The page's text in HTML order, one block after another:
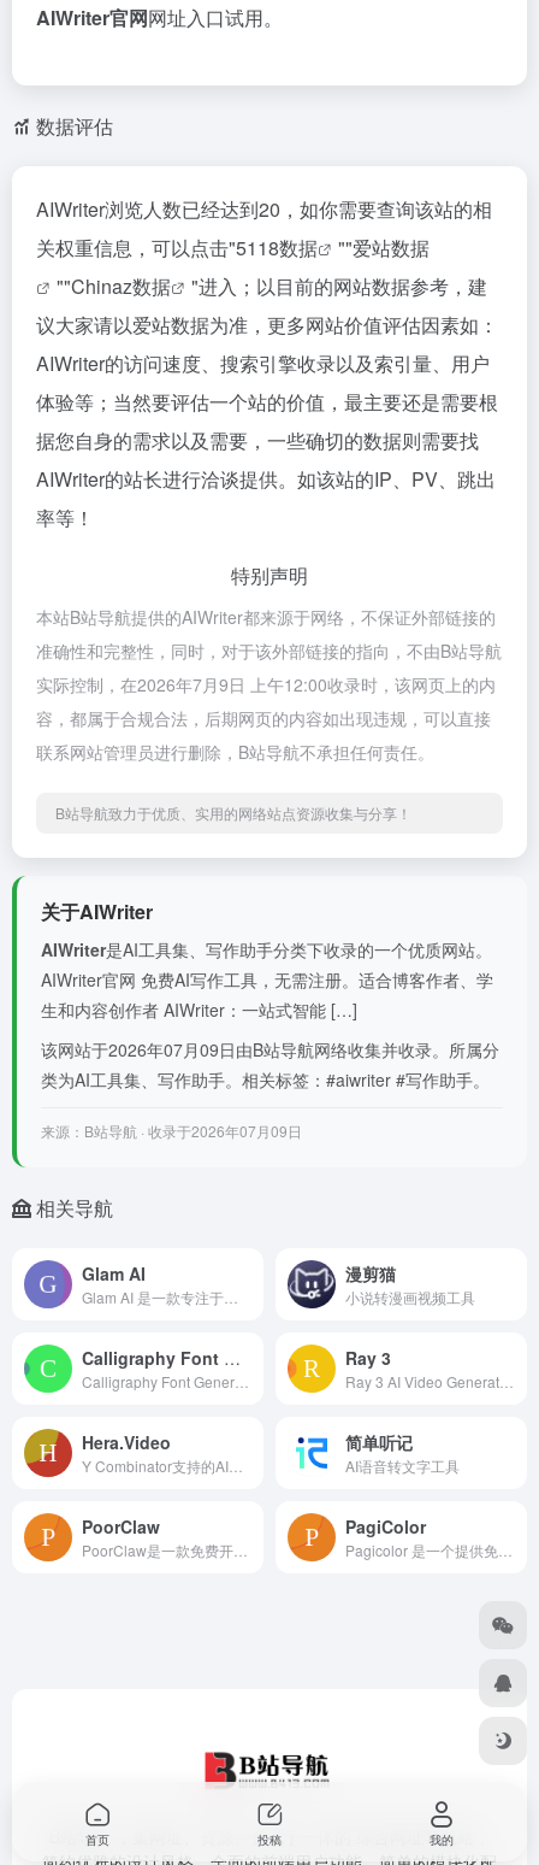
AIWriter官网网址入口试用。
数据评估
AIWriter浏览人数已经达到20，如你需要查询该站的相
关权重信息，可以点击"5118数据 ""爱站数据
""Chinaz数据
"进入；以目前的网站数据参考，建
议大家请以爱站数据为准，更多网站价值评估因素如：
AIWriter的访问速度、搜索引擎收录以及索引量、用户
体验等；当然要评估一个站的价值，最主要还是需要根
据您自身的需求以及需要，一些确切的数据则需要找
AIWriter的站长进行洽谈提供。如该站的IP、PV、跳出
率等！
特别声明
本站B站导航提供的AIWriter都来源于网络，不保证外部链接的
准确性和完整性，同时，对于该外部链接的指向，不由B站导航
实际控制，在2026年7月9日 上午12:00收录时，该网页上的内
容，都属于合规合法，后期网页的内容如出现违规，可以直接
联系网站管理员进行删除，B站导航不承担任何责任。
B站导航致力于优质、实用的网络站点资源收集与分享！
关于AIWriter
AIWriter是AI工具集、写作助手分类下收录的一个优质网站。
AIWriter官网 免费AI写作工具，无需注册。适合博客作者、学
生和内容创作者 AIWriter：一站式智能 […]
该网站于2026年07月09日由B站导航网络收集并收录。所属分
类为AI工具集、写作助手。相关标签：#aiwriter #写作助手。
来源：B站导航 · 收录于2026年07月09日
相关导航
Glam AI 漫剪猫
小说转漫画视频工具
Calligraphy Font Generator书法字体生成 Ray 3
Hera.Video 简单听记
AI语音转文字工具
PoorClaw PagiColor
B站导航 ，集网址、资源、资讯于一体的 综合网址导航站，
首页 投稿 我的